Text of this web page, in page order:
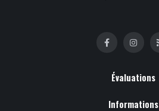
Évaluations
Informations